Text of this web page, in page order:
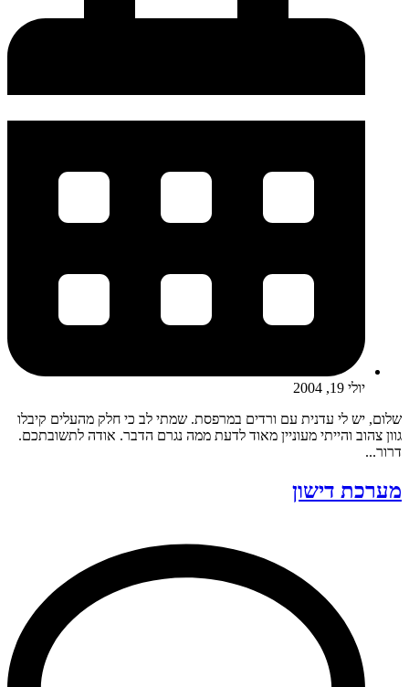
יולי 19, 2004
שלום, יש לי עדנית עם ורדים במרפסת. שמתי לב כי חלק מהעלים קיבלו
גוון צהוב והייתי מעוניין מאוד לדעת ממה נגרם הדבר. אודה לתשובתכם.
דרור...
מערכת דישון